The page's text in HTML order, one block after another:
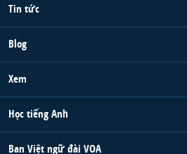
Tin tức
Blog
Xem
Học tiếng Anh
Ban Việt ngữ đài VOA